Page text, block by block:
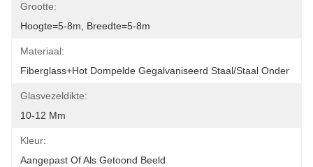
Grootte:
Hoogte=5-8m, Breedte=5-8m
Materiaal:
Fiberglass+Hot Dompelde Gegalvaniseerd Staal/Staal Onder
Glasvezeldikte:
10-12 Mm
Kleur:
Aangepast Of Als Getoond Beeld